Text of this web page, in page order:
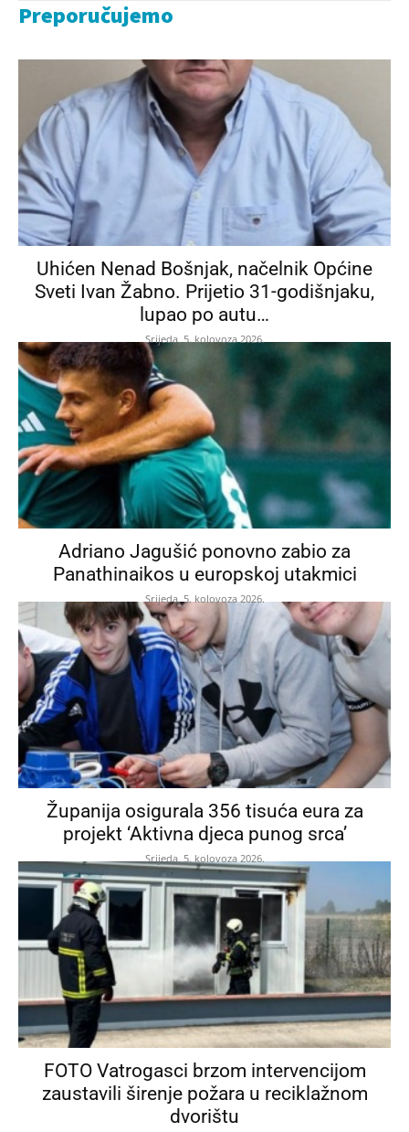
Preporučujemo
Uhićen Nenad Bošnjak, načelnik Općine
Sveti Ivan Žabno. Prijetio 31-godišnjaku,
lupao po autu…
Srijeda, 5. kolovoza 2026.
Adriano Jagušić ponovno zabio za
Panathinaikos u europskoj utakmici
Srijeda, 5. kolovoza 2026.
Županija osigurala 356 tisuća eura za
projekt ‘Aktivna djeca punog srca’
Srijeda, 5. kolovoza 2026.
FOTO Vatrogasci brzom intervencijom
zaustavili širenje požara u reciklažnom
dvorištu